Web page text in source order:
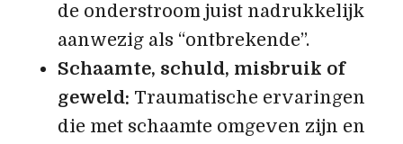
de onderstroom juist nadrukkelijk
aanwezig als “ontbrekende”.
Schaamte, schuld, misbruik of
geweld: Traumatische ervaringen
die met schaamte omgeven zijn en